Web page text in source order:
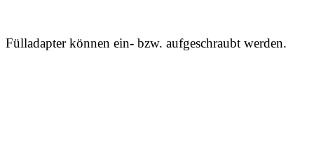
Fülladapter können ein- bzw. aufgeschraubt werden.